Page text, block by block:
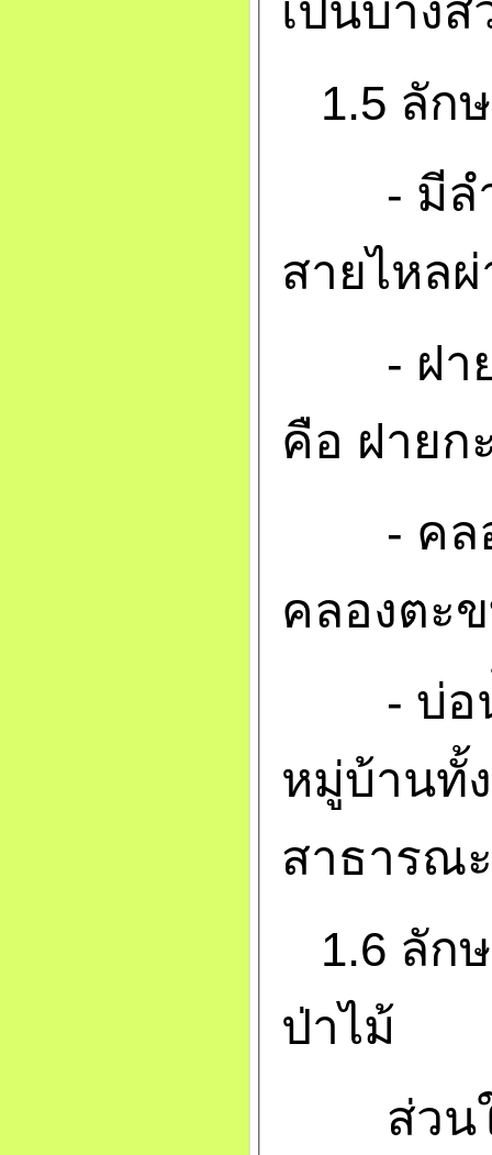
เป็นบางส่
1.5 ลัก
- มีลำ
สายไหล
- ฝาย
คือ ฝายก
- คลอ
คลองตะ
- บ่อน้
หมู่บ้านทั้
สาธารณ
1.6 ลัก
ป่าไม้
ส่วนใ